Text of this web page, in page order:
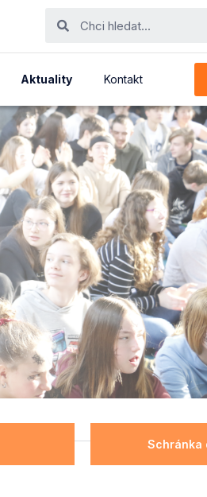
Aktuality Kontakt
Schránka